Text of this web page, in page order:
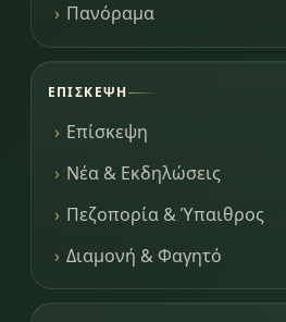
Πανόραμα
ΕΠΊΣΚΕΨΗ
Επίσκεψη
Νέα & Εκδηλώσεις
Πεζοπορία & Ύπαιθρος
Διαμονή & Φαγητό